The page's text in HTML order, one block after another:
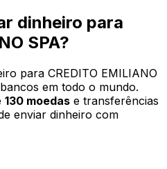
dinheiro para
SPA?
para CREDITO EMILIANO
em todo o mundo.
130 moedas e transferências
enviar dinheiro com